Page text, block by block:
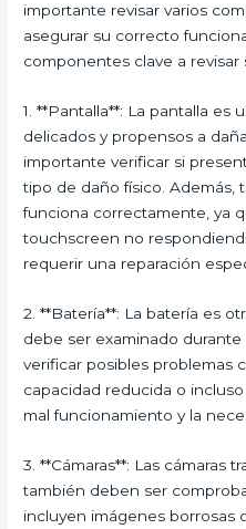
importante revisar varios
asegurar su correcto
componentes clave a revisar
1. **Pantalla**: La pantalla
delicados y propensos a
importante verificar si
tipo de daño físico. Además,
funciona correctamente, ya
touchscreen no
requerir una reparación
2. **Batería**: La batería es
debe ser examinado
verificar posibles problemas
capacidad reducida o
mal funcionamiento y la
3. **Cámaras**: Las cámaras
también deben ser
incluyen imágenes borrosas